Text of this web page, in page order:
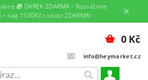
🎁 DÁREK ZDARMA • Rozvážíme
nad 1500Kč rozvoz ZDARMA!
info@heymarket.cz
0 Kč